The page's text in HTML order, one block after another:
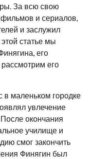
За всю свою
и сериалов,
и заслужил
статье мы
его
его
маленьком городке
увлечение
окончания
училище и
смог закончить
Финягин был